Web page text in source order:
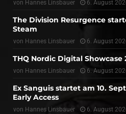
von Hannes Linsbauer 6. August
The Division Resurgence
Steam
von Hannes Linsbauer 6. August
THQ Nordic Digital
von Hannes Linsbauer 6. August
Ex Sanguis startet am 10.
Early Access
von Hannes Linsbauer 6. August